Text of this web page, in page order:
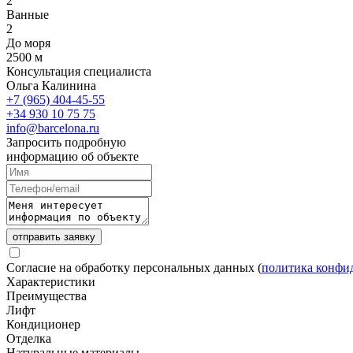
Ванные
2
До моря
2500 м
Консультация специалиста
Ольга Калинина
+7 (965) 404-45-55
+34 930 10 75 75
info@barcelona.ru
Запросить подробную
информацию об объекте
отправить заявку
Согласие на обработку персональных данных (политика
Характеристики
Преимущества
Лифт
Кондиционер
Отделка